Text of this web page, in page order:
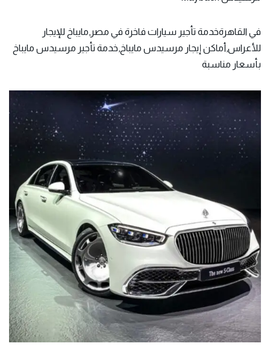
في القاهرةخدمة تأجير سيارات فاخرة في مصر,مايباخ للإيجار
للأعراس,أماكن إيجار مرسيدس مايباخ,خدمة تأجير مرسيدس مايباخ
بأسعار مناسبة